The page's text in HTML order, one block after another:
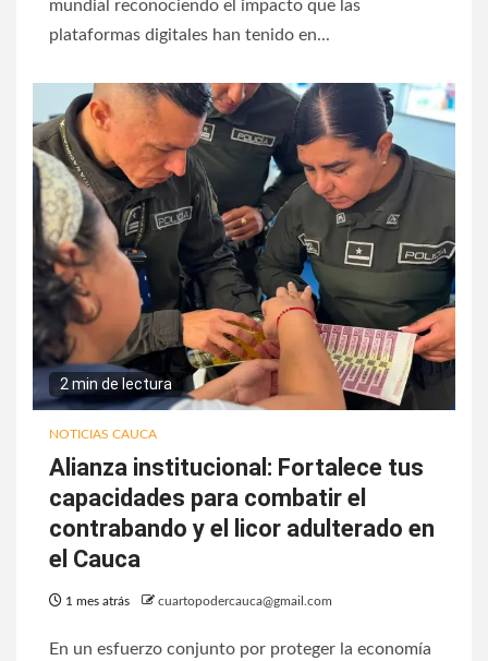
mundial reconociendo el impacto que las
plataformas digitales han tenido en...
2 min de lectura
NOTICIAS CAUCA
Alianza institucional: Fortalece tus
capacidades para combatir el
contrabando y el licor adulterado en
el Cauca
1 mes atrás cuartopodercauca@gmail.com
En un esfuerzo conjunto por proteger la economía